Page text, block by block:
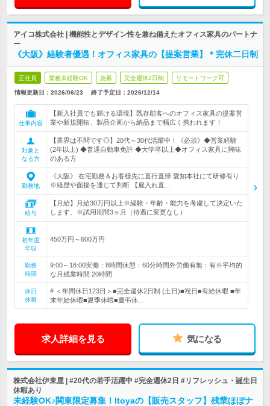
アイコ株式会社 | 機能性とデザイン性を兼ね備えたオフィス家具のパートナ
ー
《大阪》経験者優遇！オフィス家具の【提案営業】＊完休二日制
正社員 業種未経験OK 急募 完全週休2日制 リモートワーク可
情報更新日：2026/06/23 終了予定日： 2026/12/14
仕事内容
【新入社員でも輝ける環境】既存顧客へのオフィス家具の提案営
業や新規開拓、製品企画から納品まで幅広く携われます！
対象と
なる方
【業界は不問です◎】20代～30代活躍中！《必須》◆営業経験
(2年以上) ◆普通自動車免許 ◆大学卒以上◆オフィス家具に興味
のある方
勤務地
《大阪》 在宅勤務＆お客様先に直行直帰 愛知本社にて研修有り
※経歴や面接を通じて判断 【雇入れ直…
給与
【月給】月給30万円以上※経験・年齢・能力を考慮して決定いた
します。※試用期間3ヶ月（待遇に変更なし）
初年度
年収
450万円～600万円
勤務
時間
9:00～18:00実働：8時間休憩：60分時間外労働有無：有※平均的
な月残業時間 20時間
休日
休暇
# ＜年間休日123日＞■完全週休2日制 (土日)■祝日■有給休暇 ■年
末年始休暇■夏季休暇■慶弔休…
求人詳細を見る 気になる
株式会社伊東屋 | #20代の若手活躍中 #完全週休2日 #リフレッシュ・誕生日
休暇あり
未経験OK♪関東限定募集！Itoyaの【販売スタッフ】残業ほぼナ